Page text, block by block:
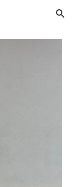
Skip to navigation